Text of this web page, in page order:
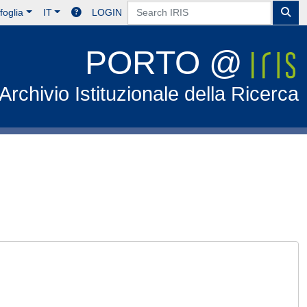
IT LOGIN
PORTO @
Istituzionale della Ricerca